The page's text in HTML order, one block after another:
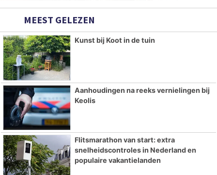
MEEST GELEZEN
Kunst bij Koot in de tuin
Aanhoudingen na reeks vernielingen bij
Keolis
Flitsmarathon van start: extra
snelheidscontroles in Nederland en
populaire vakantielanden